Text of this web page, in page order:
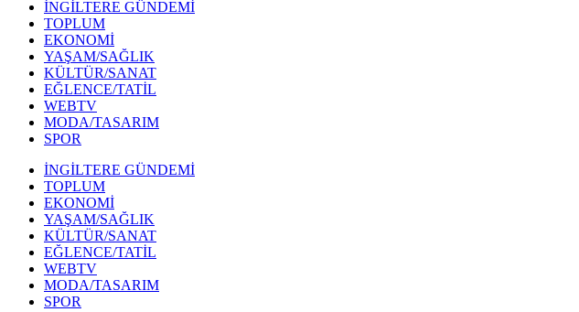
İNGİLTERE GÜNDEMİ
TOPLUM
EKONOMİ
YAŞAM/SAĞLIK
KÜLTÜR/SANAT
EĞLENCE/TATİL
WEBTV
MODA/TASARIM
SPOR
İNGİLTERE GÜNDEMİ
TOPLUM
EKONOMİ
YAŞAM/SAĞLIK
KÜLTÜR/SANAT
EĞLENCE/TATİL
WEBTV
MODA/TASARIM
SPOR